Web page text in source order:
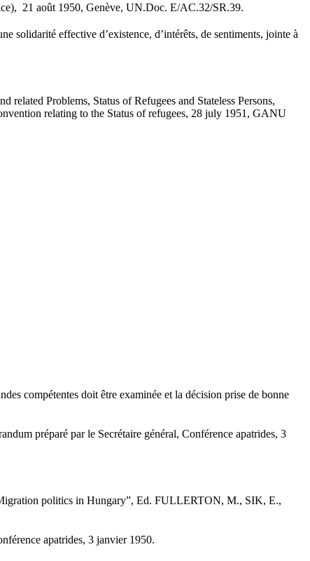
21 août 1950, Genève, UN.Doc. E/AC.32/SR.39.
solidarité effective d’existence, d’intérêts, de sentiments, jointe à
related Problems, Status of Refugees and Stateless Persons,
relating to the Status of refugees, 28 july 1951, GANU
compétentes doit être examinée et la décision prise de bonne
préparé par le Secrétaire général, Conférence apatrides, 3
politics in Hungary”, Ed. FULLERTON, M., SIK, E.,
apatrides, 3 janvier 1950.